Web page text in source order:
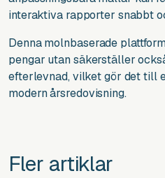
interaktiva rapporter snabbt
Denna molnbaserade
pengar utan säkerställer
efterlevnad, vilket gör det till
modern årsredovisning.
Fler artiklar